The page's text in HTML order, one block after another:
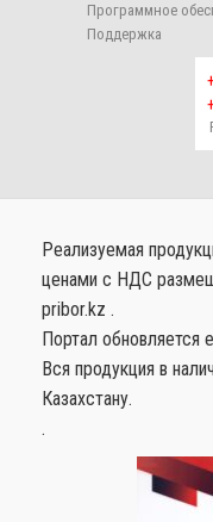
Программное
Поддержка
Реализуемая
ценами с НДС
pribor.kz .
Портал обновляется
Вся продукция в
Казахстану.
.